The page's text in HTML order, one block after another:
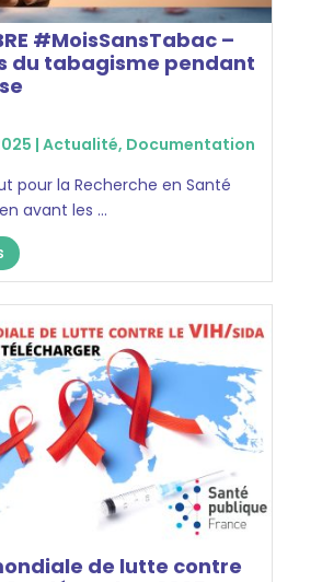
#MoisSansTabac –
du tabagisme pendant
| Actualité, Documentation
pour la Recherche en Santé
avant les ...
de lutte contre